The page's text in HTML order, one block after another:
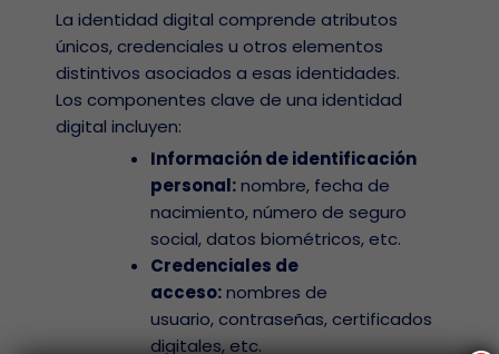
Policy y
garantía
La identidad digital comprende atributos
únicos, credenciales u otros elementos
distintivos asociados a esas identidades.
Los componentes clave de una identidad
digital incluyen:
Información de identificación
personal:nombre, fecha de
nacimiento, número de seguro
social, datos biométricos, etc.
Credenciales de
acceso:nombres de
usuario, contraseñas, certificados
digitales, etc.